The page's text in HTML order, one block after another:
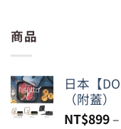
商品
日本【
（附蓋）
NT$899–